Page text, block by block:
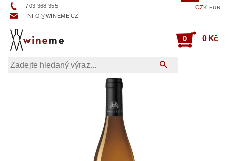
703 368 355
INFO@WINEME.CZ
CZK EUR
0 0 Kč